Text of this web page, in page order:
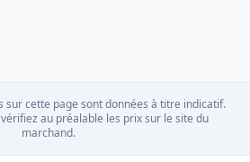
sur cette page sont données à titre indicatif.
au préalable les prix sur le site du
marchand.